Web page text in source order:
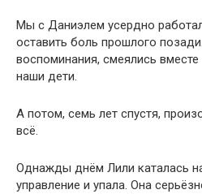
Мы с Даниэлем усердно
оставить боль прошлого
воспоминания, смеялись
наши дети.
А потом, семь лет спустя,
всё.
Однажды днём Лили каталась
управление и упала. Она